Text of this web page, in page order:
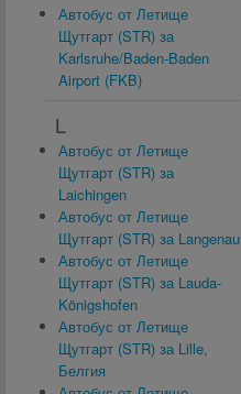
Автобус от Летище
Щутгарт (STR) за
Karlsruhe/Baden-Baden
Airport (FKB)
L
Автобус от Летище
Щутгарт (STR) за
Laichingen
Автобус от Летище
Щутгарт (STR) за Langenau
Автобус от Летище
Щутгарт (STR) за Lauda-
Königshofen
Автобус от Летище
Щутгарт (STR) за Lille,
Белгия